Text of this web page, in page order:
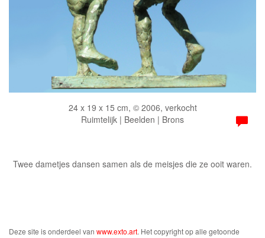
24 x 19 x 15 cm, © 2006, verkocht
Ruimtelijk | Beelden | Brons
Twee dametjes dansen samen als de meisjes die ze ooit waren.
Deze site is onderdeel van www.exto.art. Het copyright op alle getoonde